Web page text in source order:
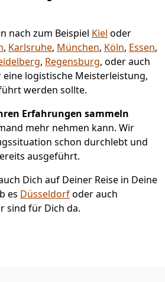
nach zum Beispiel Kiel oder
, Karlsruhe, München, Köln, Essen,
, Regensburg, oder auch
eine logistische Meisterleistung,
werden sollte.
Erfahrungen sammeln
mehr nehmen kann. Wir
schon durchlebt und
ausgeführt.
Dich auf Deiner Reise in Deine
es Düsseldorfoder auch
sind für Dich da.